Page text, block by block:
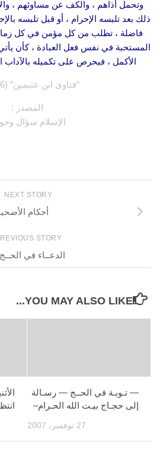
وتحمل أذاهم ، والكف عن مساوئهم ،
ذلك بعد تلبسه الإحرام ، أو قبل تلبسه
فاضلة ، تطلب من كل مؤمن في كل
المستحبة في نفس فعل العبادة ، كأن
الأكمل ، فيحرص على تكميله بالآداب
“فتاوى ابن عثيمين” (21/16) .
المصدر :
الإسلام سؤال
NEXT STORY
أحكام
STORY
الدعــاء في الحــج
YOU MAY ALSO LIKE...
— تـوبـة في الحــج — رسـالة
إلى حجـاج بيـت الله الحـرام–
27 نوفمبر، 2007